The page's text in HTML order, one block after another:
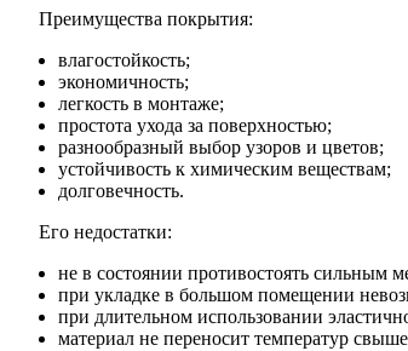
Преимущества покрытия:
влагостойкость;
экономичность;
легкость в монтаже;
простота ухода за поверхностью;
разнообразный выбор узоров и цветов;
устойчивость к химическим веществам;
долговечность.
Его недостатки:
не в состоянии противостоять сильным
при укладке в большом помещении
при длительном использовании
материал не переносит температур